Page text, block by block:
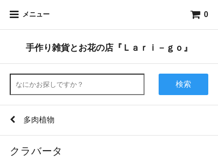
メニュー 0
手作り雑貨とお花の店『Ｌａｒｉ－ｇｏ』
検索
多肉植物
クラバータ